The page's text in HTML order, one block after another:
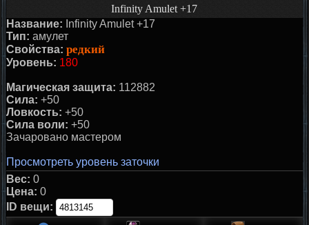
Infinity Amulet +17
Название: Infinity Amulet +17
Тип: амулет
Свойства: редкий
Уровень: 180
Магическая защита: 112882
Сила: +50
Ловкость: +50
Сила воли: +50
Зачаровано маcтером
Просмотреть уровень заточки
Вес: 0
Цена: 0
ID вещи: